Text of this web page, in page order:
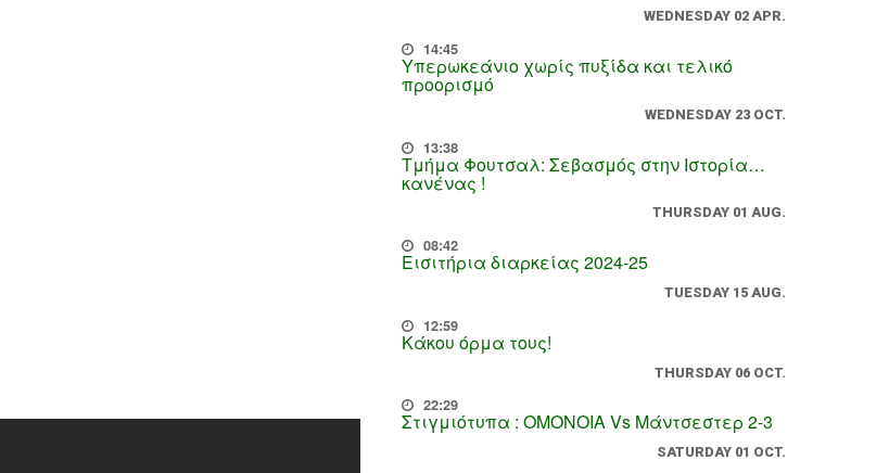
WEDNESDAY 02 APR.
14:45
Υπερωκεάνιο χωρίς πυξίδα και τελικό
προορισμό
WEDNESDAY 23 OCT.
13:38
Τμήμα Φουτσαλ: Σεβασμός στην Ιστορία…
κανένας !
THURSDAY 01 AUG.
08:42
Εισιτήρια διαρκείας 2024-25
TUESDAY 15 AUG.
12:59
Κάκου όρμα τους!
THURSDAY 06 OCT.
22:29
Στιγμιότυπα : ΟΜΟΝΟΙΑ Vs Μάντσεστερ 2-3
SATURDAY 01 OCT.